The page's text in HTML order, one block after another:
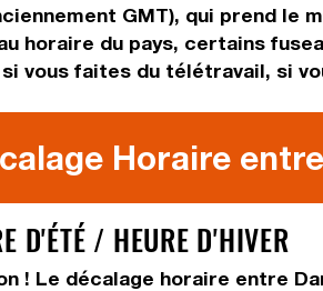
GMT), qui prend
horaire du pays, certains
vous faites du télétravail, si
Horaire
D'ÉTÉ / HEURE D'HIVER
! Le décalage horaire entre